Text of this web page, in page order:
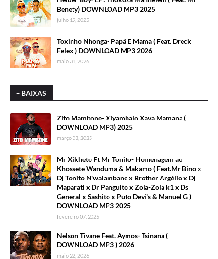
Benety) DOWNLOAD MP3 2025
julho 19, 2025
Toxinho Nhonga- Papá E Mama ( Feat. Dreck
Felex ) DOWNLOAD MP3 2026
maio 31, 2026
+ BAIXAS
Zito Mambone- Xiyambalo Xava Mamana (
DOWNLOAD MP3) 2025
março 03, 2025
Mr Xikheto Ft Mr Tonito- Homenagem ao
Khossete Wanduma & Makamo ( Feat.Mr Bino x
Dj Tonito N'walambane x Brother Argélio x Dj
Maparati x Dr Panguito x Zola-Zola k1 x Ds
General x Sashito x Puto Devi's & Manuel G )
DOWNLOAD MP3 2025
fevereiro 07, 2025
Nelson Tivane Feat. Aymos- Tsinana (
DOWNLOAD MP3 ) 2026
maio 22, 2026